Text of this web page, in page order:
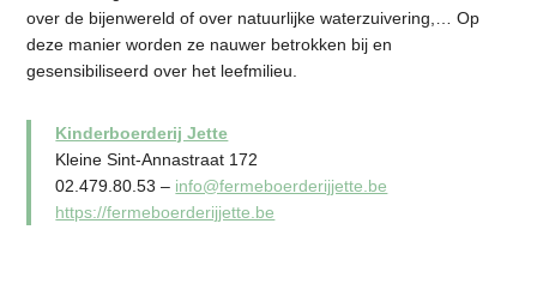
over de bijenwereld of over natuurlijke waterzuivering,… Op
deze manier worden ze nauwer betrokken bij en
gesensibiliseerd over het leefmilieu.
Kinderboerderij Jette
Kleine Sint-Annastraat 172
02.479.80.53 – info@fermeboerderijjette.be
https://fermeboerderijjette.be